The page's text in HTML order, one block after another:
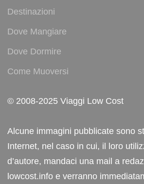
Destinazioni
Dove Mangiare
Dove Dormire
Come Muoversi
© 2008-2025 Viaggi Low Cost
Alcune immagini pubblicate sono
Internet, nel caso in cui, il loro
d’autore, mandaci una mail a
lowcost.info e verranno